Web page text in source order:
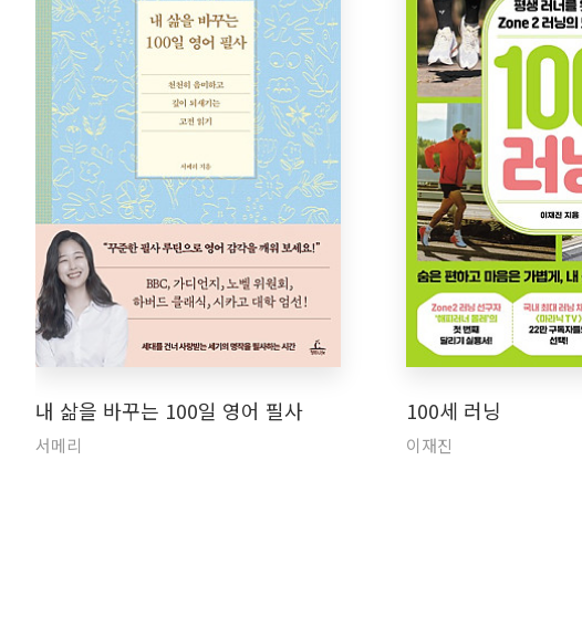
내 삶을 바꾸는 100일 영어 필사
서메리
100세 러닝
이재진